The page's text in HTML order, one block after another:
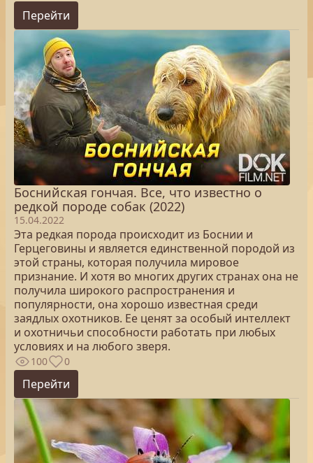
Перейти
Боснийская гончая. Все, что известно о
редкой породе собак (2022)
15.04.2022
Эта редкая порода происходит из Боснии и
Герцеговины и является единственной породой из
этой страны, которая получила мировое
признание. И хотя во многих других странах она не
получила широкого распространения и
популярности, она хорошо известная среди
заядлых охотников. Ее ценят за особый интеллект
и охотничьи способности работать при любых
условиях и на любого зверя.
100 0
Перейти